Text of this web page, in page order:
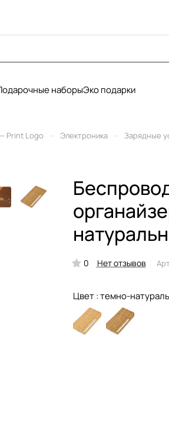
наборыЭко подарки
Print Logo Электроника Зарядные
0 Нет отзывов Арт.
Цвет :темно-